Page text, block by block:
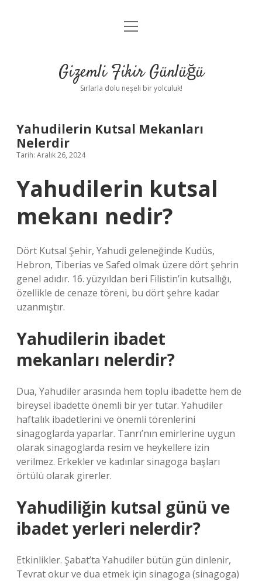
Anasayfa
Yasal Uyarı
menüyü
Gizemli Fikir Günlüğü
Sırlarla dolu neşeli bir yolculuk!
Yahudilerin Kutsal Mekanları
Nelerdir
Tarih: Aralık 26, 2024
Yahudilerin kutsal
mekanı nedir?
Dört Kutsal Şehir, Yahudi geleneğinde Kudüs,
Hebron, Tiberias ve Safed olmak üzere dört şehrin
genel adıdır. 16. yüzyıldan beri Filistin’in kutsallığı,
özellikle de cenaze töreni, bu dört şehre kadar
uzanmıştır.
Yahudilerin ibadet
mekanları nelerdir?
Dua, Yahudiler arasında hem toplu ibadette hem de
bireysel ibadette önemli bir yer tutar. Yahudiler
haftalık ibadetlerini ve önemli törenlerini
sinagoglarda yaparlar. Tanrı’nın emirlerine uygun
olarak sinagoglarda resim ve heykellere izin
verilmez. Erkekler ve kadınlar sinagoga başları
örtülü olarak girerler.
Yahudiliğin kutsal günü ve
ibadet yerleri nelerdir?
Etkinlikler. Şabat’ta Yahudiler bütün gün dinlenir,
Tevrat okur ve dua etmek için sinagoga (sinagoga)